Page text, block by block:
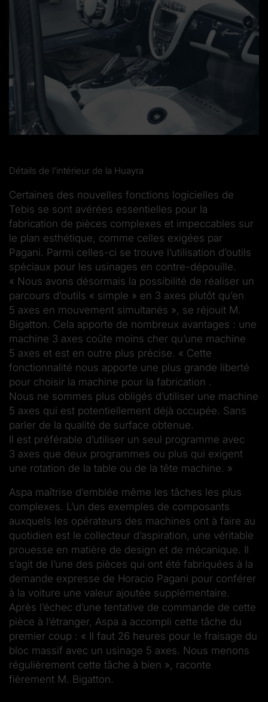
Détails de l’intérieur de la Huayra
Certaines des nouvelles fonctions logicielles de
Tebis se sont avérées essentielles pour la
fabrication de pièces complexes et impeccables sur
le plan esthétique, comme celles exigées par
Pagani. Parmi celles-ci se trouve l’utilisation d’outils
spéciaux pour les usinages en contre-dépouille.
« Nous avons désormais la possibilité de réaliser un
parcours d’outils « simple » en 3 axes plutôt qu’en
5 axes en mouvement simultanés », se réjouit M.
Bigatton. Cela apporte de nombreux avantages : une
machine 3 axes coûte moins cher qu’une machine
5 axes et est en outre plus précise. « Cette
fonctionnalité nous apporte une plus grande liberté
pour choisir la machine pour la fabrication .
Nous ne sommes plus obligés d’utiliser une machine
5 axes qui est potentiellement déjà occupée. Sans
parler de la qualité de surface obtenue.
Il est préférable d’utiliser un seul programme avec
3 axes que deux programmes ou plus qui exigent
une rotation de la table ou de la tête machine. »
Aspa maîtrise d’emblée même les tâches les plus
complexes. L’un des exemples de composants
auxquels les opérateurs des machines ont à faire au
quotidien est le collecteur d’aspiration, une véritable
prouesse en matière de design et de mécanique. Il
s’agit de l’une des pièces qui ont été fabriquées à la
demande expresse de Horacio Pagani pour conférer
à la voiture une valeur ajoutée supplémentaire.
Après l’échec d’une tentative de commande de cette
pièce à l’étranger, Aspa a accompli cette tâche du
premier coup : « Il faut 26 heures pour le fraisage du
bloc massif avec un usinage 5 axes. Nous menons
régulièrement cette tâche à bien », raconte
fièrement M. Bigatton.